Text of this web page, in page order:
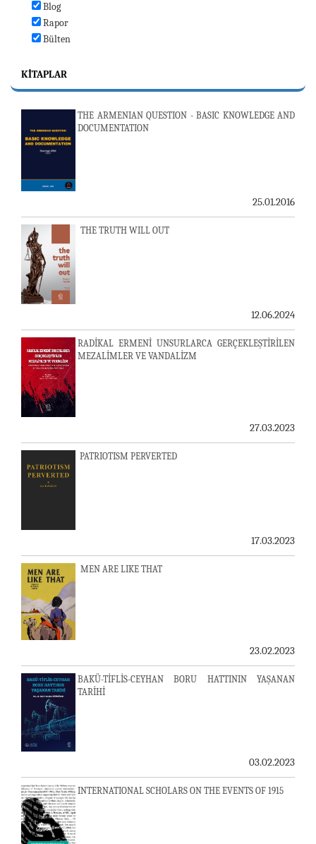
Blog
Rapor
Bülten
KITAPLAR
THE ARMENIAN QUESTION - BASIC KNOWLEDGE AND
DOCUMENTATION
25.01.2016
THE TRUTH WILL OUT
12.06.2024
RADİKAL ERMENİ UNSURLARCA GERÇEKLEŞTİRİLEN
MEZALİMLER VE VANDALİZM
27.03.2023
PATRIOTISM PERVERTED
17.03.2023
MEN ARE LIKE THAT
23.02.2023
BAKÜ-TİFLİS-CEYHAN BORU HATTININ YAŞANAN
TARİHİ
03.02.2023
INTERNATIONAL SCHOLARS ON THE EVENTS OF 1915